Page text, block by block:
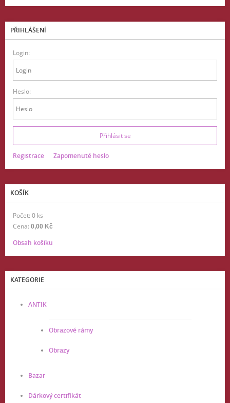
PŘIHLÁŠENÍ
Login:
Heslo:
Registrace Zapomenuté heslo
KOŠÍK
Počet: 0 ks
Cena: 0,00 Kč
Obsah košíku
KATEGORIE
ANTIK
Obrazové rámy
Obrazy
Bazar
Dárkový certifikát